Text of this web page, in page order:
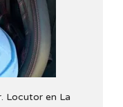
Locutor en La